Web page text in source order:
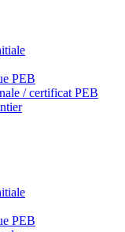
PEB
/ certificat PEB
PEB